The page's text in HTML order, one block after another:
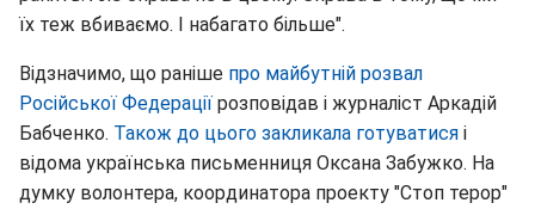
їх теж вбиваємо. І набагато більше".
Відзначимо, що раніше про майбутній розвал
Російської Федерації розповідав і журналіст Аркадій
Бабченко. Також до цього закликала готуватися і
відома українська письменниця Оксана Забужко. На
думку волонтера, координатора проекту "Стоп терор"